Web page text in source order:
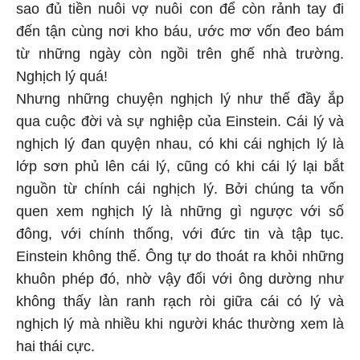
sao đủ tiền nuôi vợ nuôi con để còn rảnh tay đi
đến tận cùng nơi kho báu, ước mơ vốn đeo bám
từ những ngày còn ngồi trên ghế nhà trường.
Nghịch lý quá!
Nhưng những chuyện nghịch lý như thế đầy ắp
qua cuộc đời và sự nghiệp của Einstein. Cái lý và
nghịch lý đan quyện nhau, có khi cái nghịch lý là
lớp sơn phủ lên cái lý, cũng có khi cái lý lại bắt
nguồn từ chính cái nghịch lý. Bởi chúng ta vốn
quen xem nghịch lý là những gì ngược với số
đông, với chính thống, với đức tin và tập tục.
Einstein không thế. Ông tự do thoát ra khỏi những
khuôn phép đó, nhờ vậy đối với ông dường như
không thấy làn ranh rạch ròi giữa cái có lý và
nghịch lý mà nhiều khi người khác thường xem là
hai thái cực.